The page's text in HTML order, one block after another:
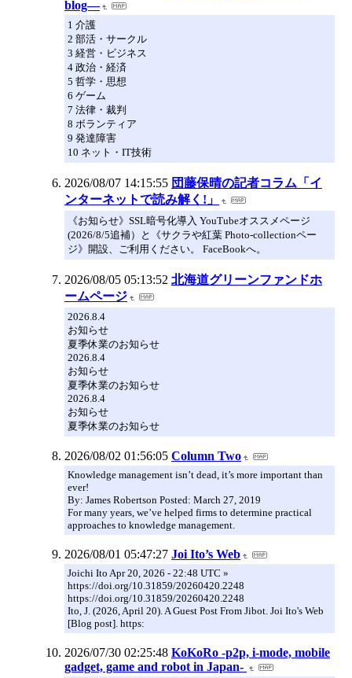
blog―
1 介護
2 部活・サークル
3 経営・ビジネス
4 政治・経済
5 哲学・思想
6 ゲーム
7 法律・裁判
8 ボランティア
9 発達障害
10 ネット・IT技術
2026/08/07 14:15:55 団藤保晴の記者コラム「イ
ンターネットで読み解く!」
《お知らせ》SSL暗号化導入 YouTubeオススメページ
(2026/8/5追補）と《サクラや紅葉 Photo-collectionペー
ジ》開設、ご利用ください。 FaceBookへ。
2026/08/05 05:13:52 北海道グリーンファンドホ
ームページ
2026.8.4
お知らせ
夏季休業のお知らせ
2026.8.4
お知らせ
夏季休業のお知らせ
2026.8.4
お知らせ
夏季休業のお知らせ
2026/08/02 01:56:05 Column Two
Knowledge management isn’t dead, it’s more important than
ever!
By: James Robertson Posted: March 27, 2019
For many years, we’ve helped firms to determine practical
approaches to knowledge management.
2026/08/01 05:47:27 Joi Ito’s Web
Joichi Ito Apr 20, 2026 - 22:48 UTC »
https://doi.org/10.31859/20260420.2248
https://doi.org/10.31859/20260420.2248
Ito, J. (2026, April 20). A Guest Post From Jibot. Joi Ito's Web
[Blog post]. https:
2026/07/30 02:25:48 KoKoRo -p2p, i-mode, mobile
gadget, game and robot in Japan-